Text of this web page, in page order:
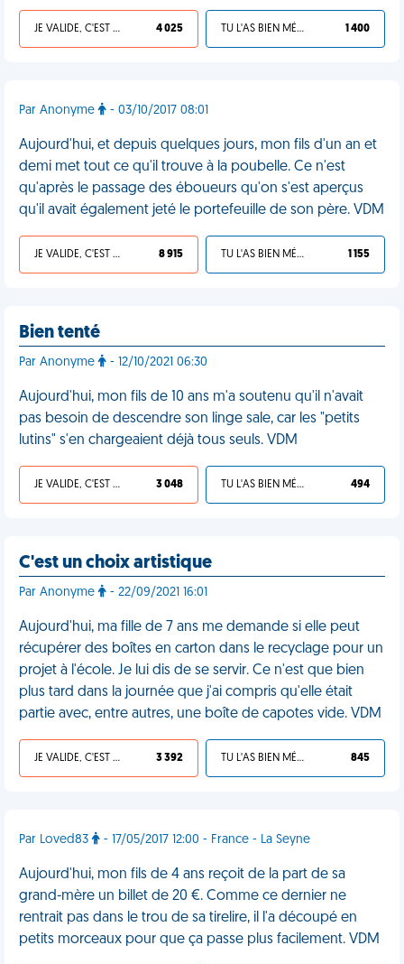
JE VALIDE, C'EST UNE VDM 4 025 TU L'AS BIEN MÉRITÉ 1 400
Par Anonyme - 03/10/2017 08:01
Aujourd'hui, et depuis quelques jours, mon fils d'un an et
demi met tout ce qu'il trouve à la poubelle. Ce n'est
qu'après le passage des éboueurs qu'on s'est aperçus
qu'il avait également jeté le portefeuille de son père. VDM
JE VALIDE, C'EST UNE VDM 8 915 TU L'AS BIEN MÉRITÉ 1 155
Bien tenté
Par Anonyme - 12/10/2021 06:30
Aujourd'hui, mon fils de 10 ans m'a soutenu qu'il n'avait
pas besoin de descendre son linge sale, car les "petits
lutins" s'en chargeaient déjà tous seuls. VDM
JE VALIDE, C'EST UNE VDM 3 048 TU L'AS BIEN MÉRITÉ 494
C'est un choix artistique
Par Anonyme - 22/09/2021 16:01
Aujourd'hui, ma fille de 7 ans me demande si elle peut
récupérer des boîtes en carton dans le recyclage pour un
projet à l'école. Je lui dis de se servir. Ce n'est que bien
plus tard dans la journée que j'ai compris qu'elle était
partie avec, entre autres, une boîte de capotes vide. VDM
JE VALIDE, C'EST UNE VDM 3 392 TU L'AS BIEN MÉRITÉ 845
Par Loved83 - 17/05/2017 12:00 - France - La Seyne
Aujourd'hui, mon fils de 4 ans reçoit de la part de sa
grand-mère un billet de 20 €. Comme ce dernier ne
rentrait pas dans le trou de sa tirelire, il l'a découpé en
petits morceaux pour que ça passe plus facilement. VDM